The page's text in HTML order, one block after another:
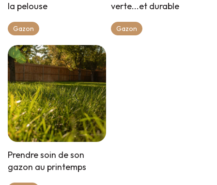
la pelouse
Gazon
verte...et durable
Gazon
Prendre soin de son
gazon au printemps